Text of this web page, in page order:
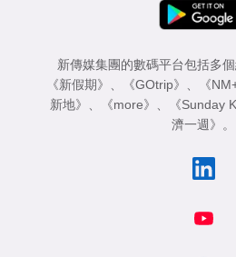
新傳媒集團的數碼平台包括多
《新假期》
《GOtrip》 《
新地》
《more》 《Sunday
濟一週》
。